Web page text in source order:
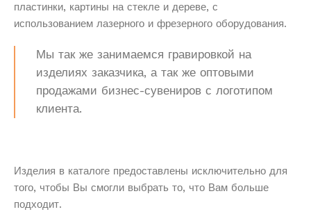
пластинки, картины на стекле и дереве, с
использованием лазерного и фрезерного оборудования.
Мы так же занимаемся гравировкой на
изделиях заказчика, а так же оптовыми
продажами бизнес-сувениров с логотипом
клиента.
Изделия в каталоге предоставлены исключительно для
того, чтобы Вы смогли выбрать то, что Вам больше
подходит.